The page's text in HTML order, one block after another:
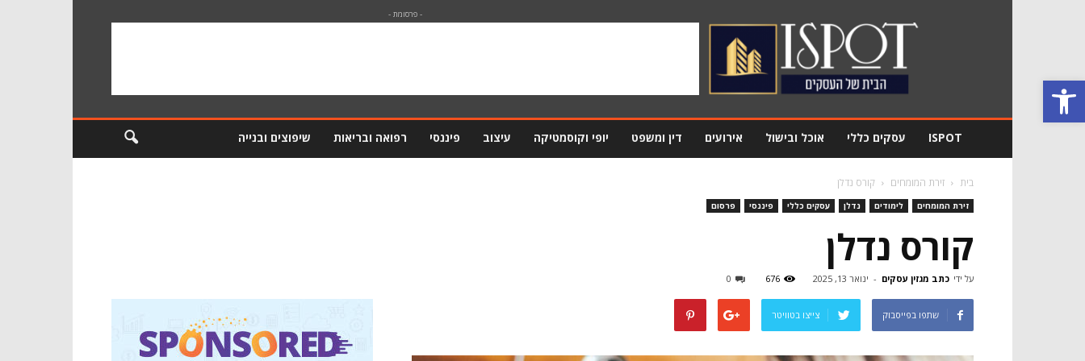
פתח סרגל נגישות
מגזין
Ispot
- פרסומת -
ISPOT עסקים כללי אוכל ובישול אירועים דין ומשפט יופי וקוסמטיקה עיצוב פיננסי רפואה ובריאות שיפוצים ובנייה
בית זירת המומחים קורס נדלן
זירת המומחים לימודים נדלן עסקים כללי פיננסי פרסום
קורס נדלן
על ידי כתב מגזין עסקים - ינואר 13, 2025 676
0
שתפו בפייסבוק צייצו בטוויטר